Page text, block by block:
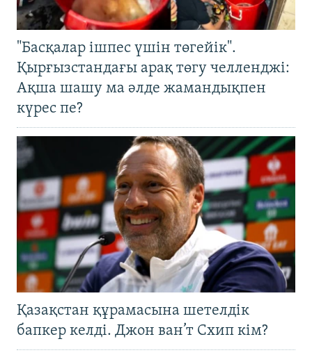
"Басқалар ішпес үшін төгейік".
Қырғызстандағы арақ төгу челленджі:
Ақша шашу ма әлде жамандықпен
күрес пе?
Қазақстан құрамасына шетелдік
бапкер келді. Джон ван’т Схип кім?